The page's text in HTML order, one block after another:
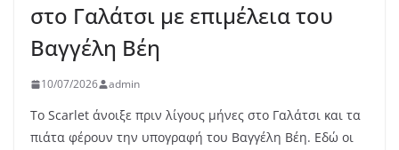
στο Γαλάτσι με επιμέλεια του
Βαγγέλη Βέη
10/07/2026 admin
Το Scarlet άνοιξε πριν λίγους μήνες στο Γαλάτσι και τα
πιάτα φέρουν την υπογραφή του Βαγγέλη Βέη. Εδώ οι